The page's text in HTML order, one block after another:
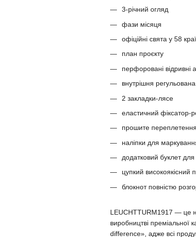
3-річний огляд
фази місяця
офіційні свята у 58
план проєкту
перфоровані відривні
внутрішня
2 закладки-лясе
еластичний фіксатор-
прошите переплетення
наліпки для
додатковий буклет
цупкий високоякісний
блокнот повністю
LEUCHTTURM1917 — це
виробництві преміальної
difference», адже всі